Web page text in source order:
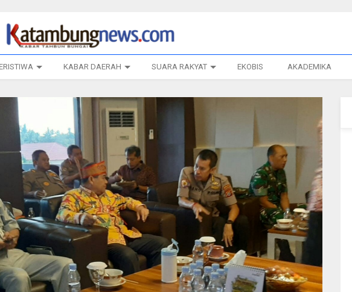
KABAR DAERAH SUARA RAKYAT EKOBIS AKADEMIKA